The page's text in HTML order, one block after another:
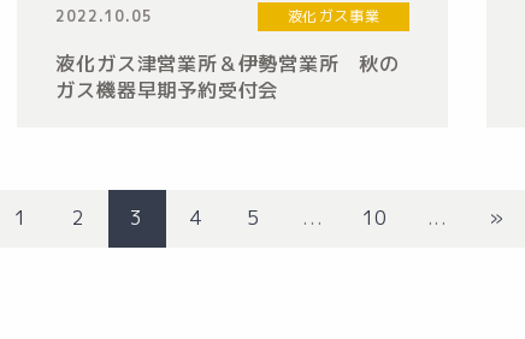
2022.10.05 液化ガス事業
液化ガス津営業所＆伊勢営業所 秋の
ガス機器早期予約受付会
1 2 3 4 5 ... 10 ... »